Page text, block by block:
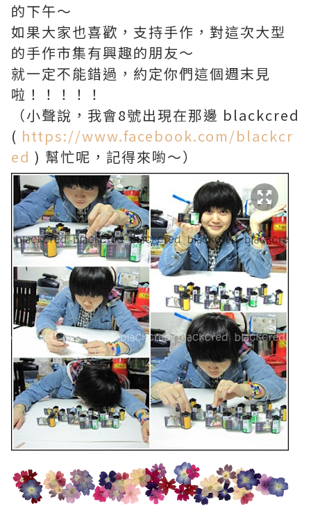
的下午～
如果大家也喜歡，支持手作，對這次大型
的手作市集有興趣的朋友～
就一定不能錯過，約定你們這個週末見
啦！！！！！
（小聲說，我會8號出現在那邊 blackcred
( https://www.facebook.com/blackcr
ed ) 幫忙呢，記得來喲～）